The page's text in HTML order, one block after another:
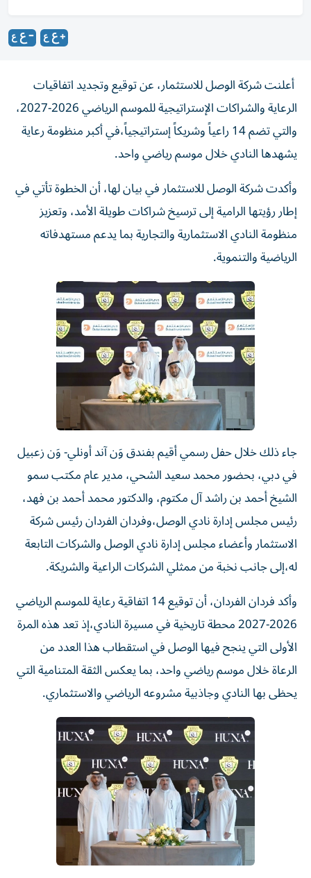
أعلنت شركة الوصل للاستثمار، عن توقيع وتجديد اتفاقيات
الرعاية والشراكات الإستراتيجية للموسم الرياضي 2026-2027،
والتي تضم 14 راعياً وشريكاً إستراتيجياً،في أكبر منظومة رعاية
يشهدها النادي خلال موسم رياضي واحد.
وأكدت شركة الوصل للاستثمار في بيان لها، أن الخطوة تأتي في
إطار رؤيتها الرامية إلى ترسيخ شراكات طويلة الأمد، وتعزيز
منظومة النادي الاستثمارية والتجارية بما يدعم مستهدفاته
الرياضية والتنموية.
جاء ذلك خلال حفل رسمي أقيم بفندق وَن آند أونلي- وَن زعبيل
في دبي، بحضور محمد سعيد الشحي، مدير عام مكتب سمو
الشيخ أحمد بن راشد آل مكتوم، والدكتور محمد أحمد بن فهد،
رئيس مجلس إدارة نادي الوصل،وفردان الفردان رئيس شركة
الاستثمار وأعضاء مجلس إدارة نادي الوصل والشركات التابعة
له،إلى جانب نخبة من ممثلي الشركات الراعية والشريكة.
وأكد فردان الفردان، أن توقيع 14 اتفاقية رعاية للموسم الرياضي
2026-2027 محطة تاريخية في مسيرة النادي،إذ تعد هذه المرة
الأولى التي ينجح فيها الوصل في استقطاب هذا العدد من
الرعاة خلال موسم رياضي واحد، بما يعكس الثقة المتنامية التي
يحظى بها النادي وجاذبية مشروعه الرياضي والاستثماري.